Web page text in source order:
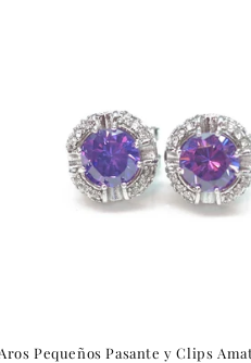
Aros Pequeños Pasante y Clips